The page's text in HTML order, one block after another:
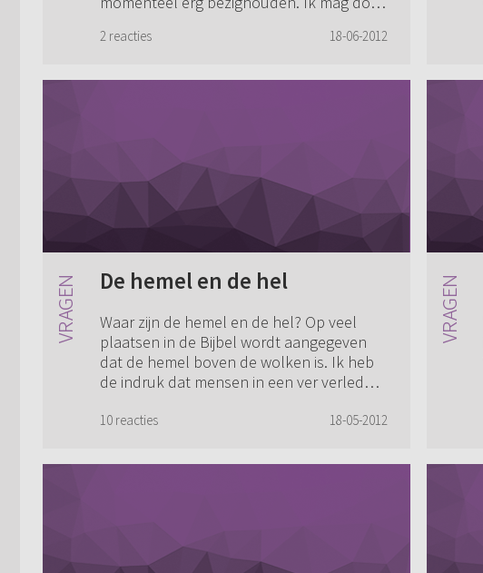
verg...
2 reacties 18-06-2012
De hemel en de hel
Waar zijn de hemel en de hel? Op veel
plaatsen in de Bijbel wordt aangegeven
dat de hemel boven de wolken is. Ik heb
de indruk dat mensen in een ver verleden
hoeken...
10 reacties 18-05-2012